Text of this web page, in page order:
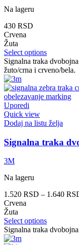
Na lageru
430 RSD
Crvena
Žuta
Select options
Signalna traka
žuto/crna i crveno/bela.
Uporedi
Quick view
Dodaj na listu želja
Signalna traka
3M
Na lageru
1.520 RSD – 1.640
Crvena
Žuta
Select options
Signalna traka